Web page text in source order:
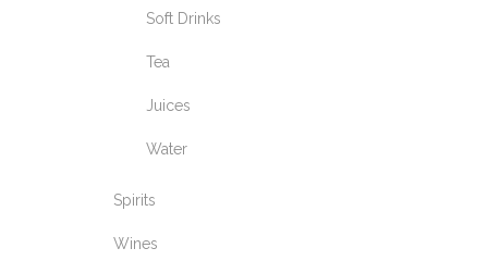
Soft Drinks
Tea
Juices
Water
Spirits
Wines